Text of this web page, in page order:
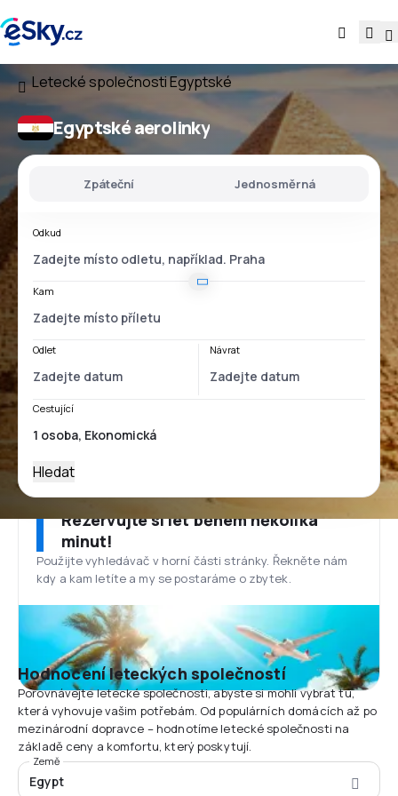
Letecké společnostiEgyptské
Egyptské aerolinky
Zpáteční Jednosměrná
Odkud
Kam
Odlet Návrat
Cestující
Hledat
Rezervujte si let během několika
minut!
Použijte vyhledávač v horní části stránky. Řekněte nám
kdy a kam letíte a my se postaráme o zbytek.
Hodnocení leteckých společností
Porovnávejte letecké společnosti, abyste si mohli vybrat tu,
která vyhovuje vašim potřebám. Od populárních domácích až po
mezinárodní dopravce – hodnotíme letecké společnosti na
základě ceny a komfortu, který poskytují.
Země
Egypt